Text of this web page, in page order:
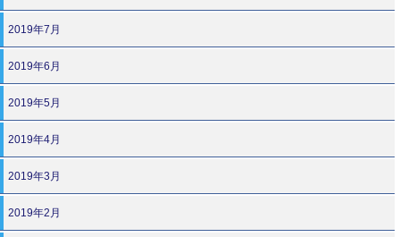
2019年7月
2019年6月
2019年5月
2019年4月
2019年3月
2019年2月